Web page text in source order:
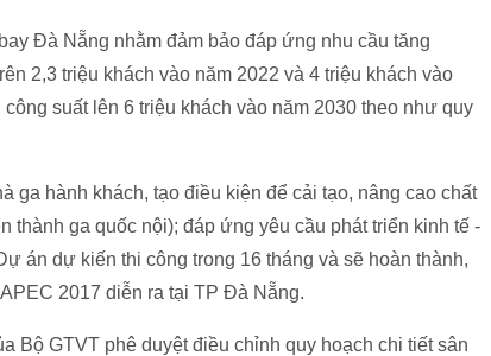
Đà Nẵng nhằm đảm bảo đáp ứng nhu cầu tăng
2,3 triệu khách vào năm 2022 và 4 triệu khách vào
suất lên 6 triệu khách vào năm 2030 theo như quy
hành khách, tạo điều kiện để cải tạo, nâng cao chất
thành ga quốc nội); đáp ứng yêu cầu phát triển kinh tế -
án dự kiến thi công trong 16 tháng và sẽ hoàn thành,
2017 diễn ra tại TP Đà Nẵng.
Bộ GTVT phê duyệt điều chỉnh quy hoạch chi tiết sân